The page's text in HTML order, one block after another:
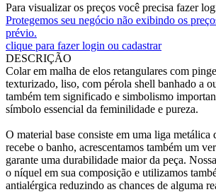
Para visualizar os preços você precisa fazer
Protegemos seu negócio não exibindo os
prévio.
clique para fazer login ou cadastrar
DESCRIÇÃO
Colar em malha de elos retangulares com
texturizado, liso, com pérola shell banhado a
também tem significado e simbolismo
símbolo essencial da feminilidade e pureza.
O material base consiste em uma liga metálica
recebe o banho, acrescentamos também um
garante uma durabilidade maior da peça.
o níquel em sua composição e utilizamos
antialérgica reduzindo as chances de alguma